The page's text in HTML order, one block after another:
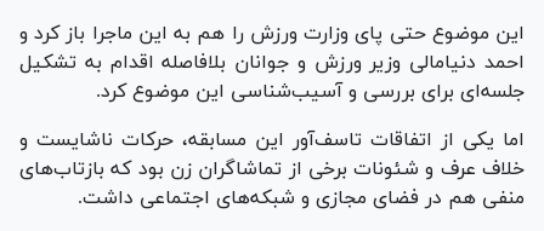
این موضوع حتی پای وزارت ورزش را هم به این ماجرا باز کرد و
احمد دنیامالی وزیر ورزش و جوانان بلافاصله اقدام به تشکیل
جلسه‌ای برای بررسی و آسیب‌شناسی این موضوع کرد.
اما یکی از اتفاقات تاسف‌آور این مسابقه، حرکات ناشایست و
خلاف عرف و شئونات برخی از تماشاگران زن بود که بازتاب‌های
منفی هم در فضای مجازی و شبکه‌های اجتماعی داشت.